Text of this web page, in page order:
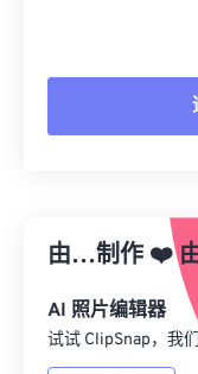
从预设应用
另存为预设
由…制作 ❤️
AI 照片编辑器
试试 ClipSnap，我